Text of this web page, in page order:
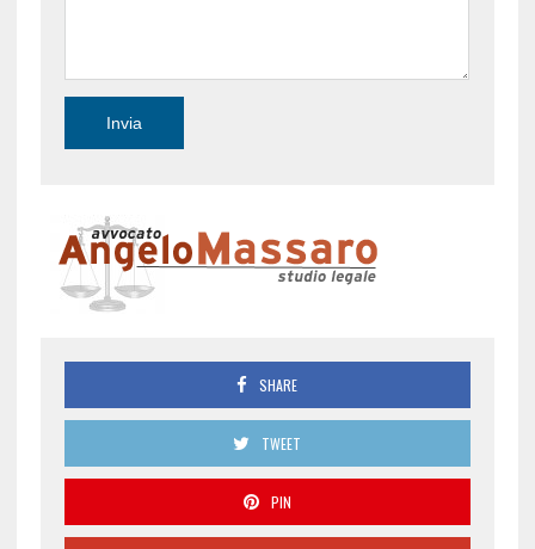
SHARE
TWEET
PIN